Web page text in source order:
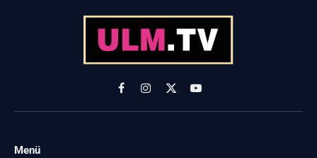
FacebookInstagram
X
(Twitter)
YouTube
Menü